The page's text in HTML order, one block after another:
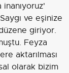
ve eşinize
giriyor.
Feyza
aktarılması
olarak bizim